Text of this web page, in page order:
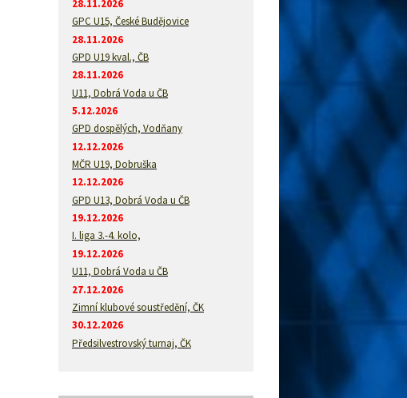
28.11.2026
GPC U15, České Budějovice
28.11.2026
GPD U19 kval., ČB
28.11.2026
U11, Dobrá Voda u ČB
5.12.2026
GPD dospělých, Vodňany
12.12.2026
MČR U19, Dobruška
12.12.2026
GPD U13, Dobrá Voda u ČB
19.12.2026
I. liga 3.-4. kolo,
19.12.2026
U11, Dobrá Voda u ČB
27.12.2026
Zimní klubové soustředění, ČK
30.12.2026
Předsilvestrovský turnaj, ČK